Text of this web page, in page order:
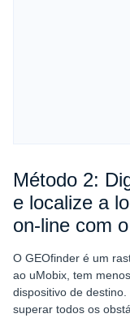
Método 2:
e localize a
on-line com
O GEOfinder é um
ao uMobix, tem
dispositivo de
superar todos os